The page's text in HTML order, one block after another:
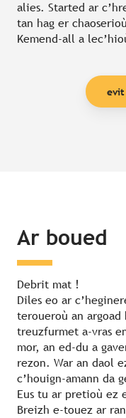
alies. Started ar
tan hag er
Kemend-all a
evit
Ar boued
Debrit mat !
Diles eo ar
teroueroù an argoad
treuzfurmet a-vras
mor, an ed-du a
rezon. War an daol
c’houign-amann da
Eus tu ar pretioù ez
Breizh e-touez ar